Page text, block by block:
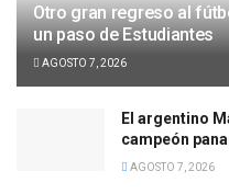
Otro gran regreso al
un paso de Estudiantes
AGOSTO 7, 2026
El argentino
campeón
AGOSTO 7, 2026